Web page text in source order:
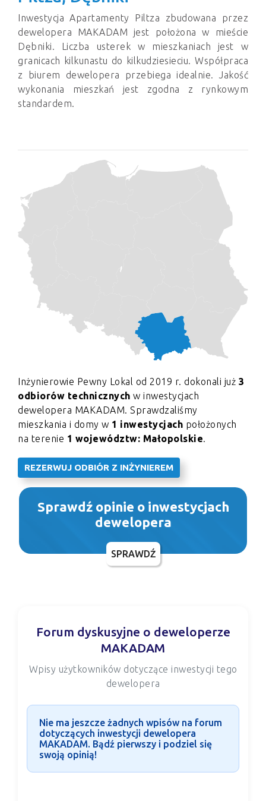
Inwestycja Apartamenty Piltza zbudowana przez
dewelopera MAKADAM jest położona w mieście
Dębniki. Liczba usterek w mieszkaniach jest w
granicach kilkunastu do kilkudziesieciu. Współpraca
z biurem dewelopera przebiega idealnie. Jakość
wykonania mieszkań jest zgodna z rynkowym
standardem.
Inżynierowie Pewny Lokal od 2019 r. dokonali już 3
odbiorów technicznych w inwestycjach
dewelopera MAKADAM. Sprawdzaliśmy
mieszkania i domy w 1 inwestycjach położonych
na terenie 1 województw: Małopolskie.
REZERWUJ ODBIÓR Z INŻYNIEREM
Sprawdź opinie o inwestycjach
dewelopera
SPRAWDŹ
Forum dyskusyjne o deweloperze
MAKADAM
Wpisy użytkowników dotyczące inwestycji tego
dewelopera
Nie ma jeszcze żadnych wpisów na forum
dotyczących inwestycji dewelopera
MAKADAM. Bądź pierwszy i podziel się
swoją opinią!